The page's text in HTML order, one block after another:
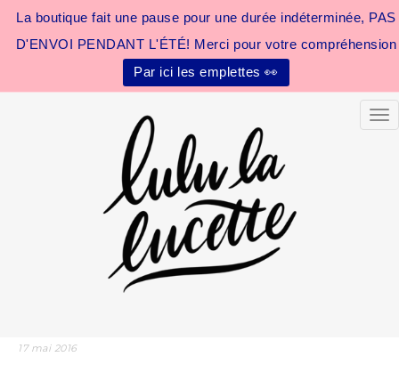
La boutique fait une pause pour une durée indéterminée, PAS
D'ENVOI PENDANT L'ÉTÉ! Merci pour votre compréhension
Par ici les emplettes 👀
17 mai 2016